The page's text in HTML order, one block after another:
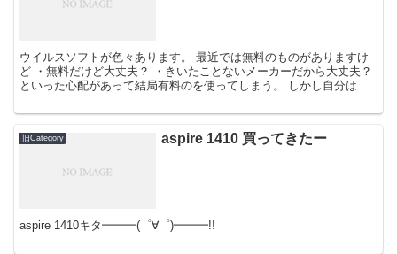
ウイルスソフトが色々あります。 最近では無料のものがありますけ
ど ・無料だけど大丈夫？ ・きいたことないメーカーだから大丈夫？
といった心配があって結局有料のを使ってしまう。 しかし自分は先
旧Category aspire 1410 買ってきたー
aspire 1410キタ━━━(゜∀゜)━━━!!